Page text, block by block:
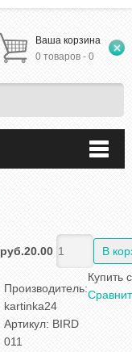
Ваша корзина
0 товаров - 0
руб.20.00
Производитель:
kartinka24
Артикул: BIRD
011
Купить